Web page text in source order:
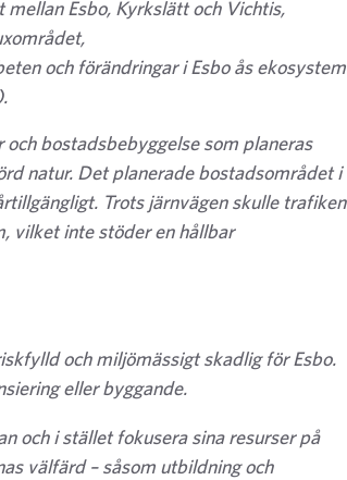
Esbo, Kyrkslätt och Vichtis,
och förändringar i Esbo ås ekosystem
bostadsbebyggelse som planeras
natur. Det planerade bostadsområdet i
Trots järnvägen skulle trafiken
vilket inte stöder en hållbar
och miljömässigt skadlig för Esbo.
eller byggande.
och i stället fokusera sina resurser på
välfärd – såsom utbildning och